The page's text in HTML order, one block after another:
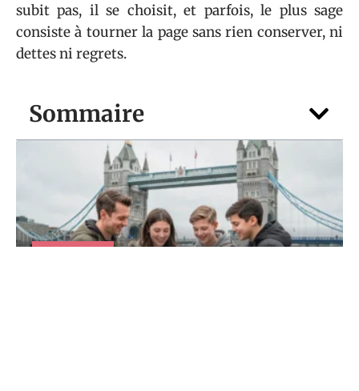
Sommaire
VOTRE FOYER
subit pas, il se choisit, et parfois, le plus sage
consiste à tourner la page sans rien conserver, ni
dettes ni regrets.